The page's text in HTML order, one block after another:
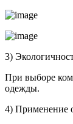
3)
При выборе
одежды.
4) Применение